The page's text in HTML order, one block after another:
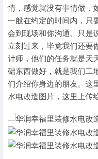
情，感觉就没有事情做，
一般在约定的时间内，只
会到现场和你沟通。只是
立刻过来，毕竟我们还要
计师，他们的任务就是天
础东西做好，就是我们工
们介绍你身边的朋友。这
水电改造图片，这里上传